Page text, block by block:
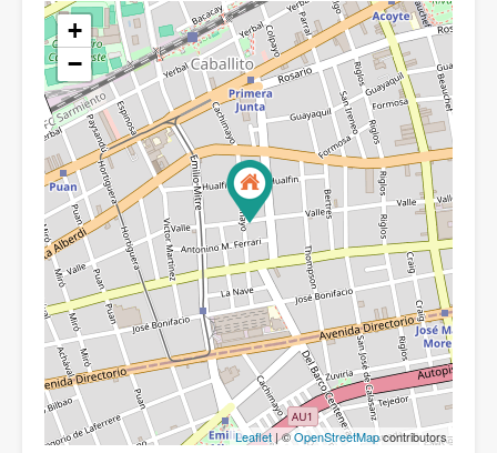
+
−
Leaflet| ©OpenStreetMapcontributors